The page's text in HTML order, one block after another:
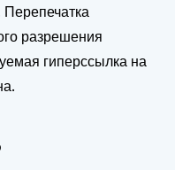
Перепечатка
разрешения
гиперссылка на